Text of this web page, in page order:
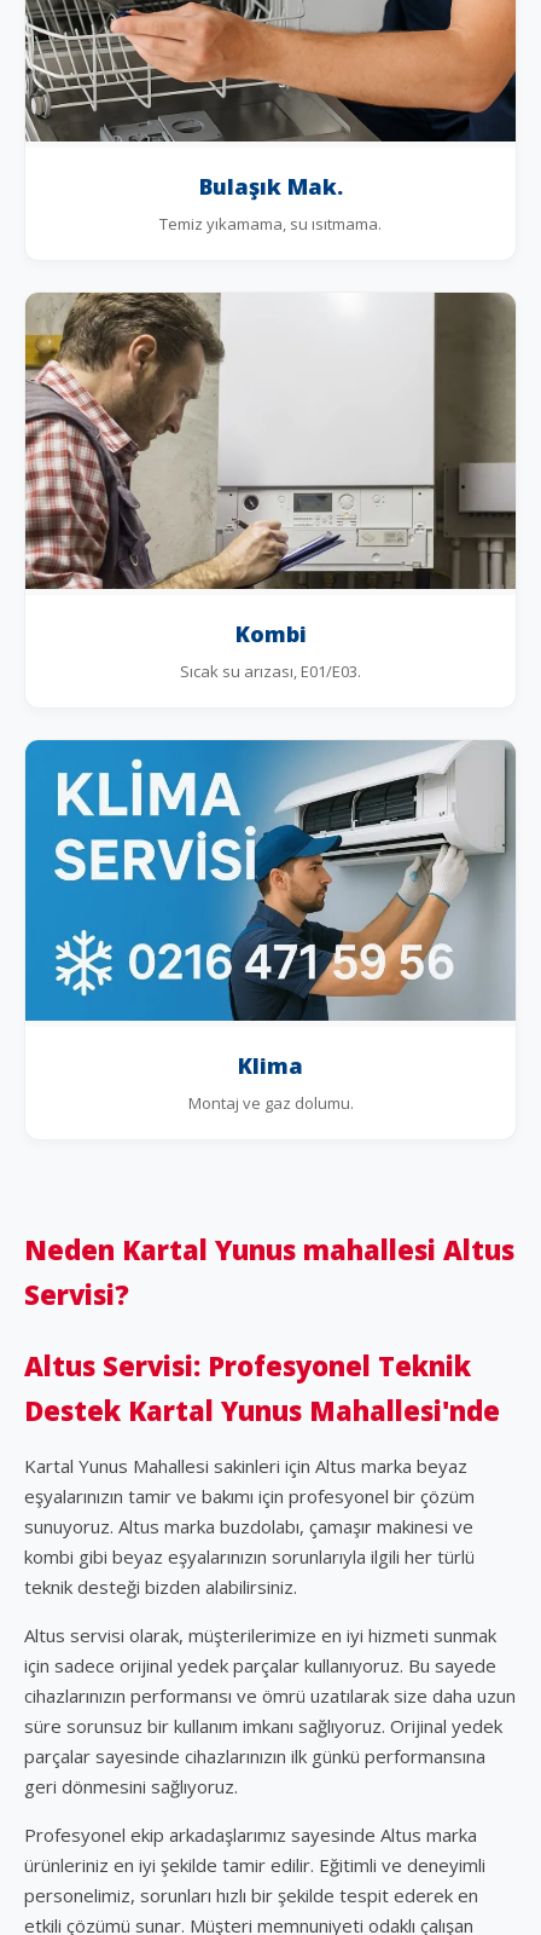
Bulaşık Mak.
Temiz yıkamama, su ısıtmama.
Kombi
Sıcak su arızası, E01/E03.
Klima
Montaj ve gaz dolumu.
Neden Kartal Yunus mahallesi Altus
Servisi?
Altus Servisi: Profesyonel Teknik
Destek Kartal Yunus Mahallesi'nde
Kartal Yunus Mahallesi sakinleri için Altus marka beyaz
eşyalarınızın tamir ve bakımı için profesyonel bir çözüm
sunuyoruz. Altus marka buzdolabı, çamaşır makinesi ve
kombi gibi beyaz eşyalarınızın sorunlarıyla ilgili her türlü
teknik desteği bizden alabilirsiniz.
Altus servisi olarak, müşterilerimize en iyi hizmeti sunmak
için sadece orijinal yedek parçalar kullanıyoruz. Bu sayede
cihazlarınızın performansı ve ömrü uzatılarak size daha uzun
süre sorunsuz bir kullanım imkanı sağlıyoruz. Orijinal yedek
parçalar sayesinde cihazlarınızın ilk günkü performansına
geri dönmesini sağlıyoruz.
Profesyonel ekip arkadaşlarımız sayesinde Altus marka
ürünleriniz en iyi şekilde tamir edilir. Eğitimli ve deneyimli
personelimiz, sorunları hızlı bir şekilde tespit ederek en
etkili çözümü sunar. Müşteri memnuniyeti odaklı çalışan